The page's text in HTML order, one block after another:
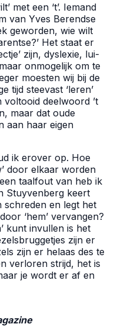
met een ‘t’. Iemand
van Yves Berendse
geworden, wie wilt
Het staat er
zijn, dyslexie, lui-
onmogelijk om te
moesten wij bij de
tijd steevast ‘leren’
voltooid deelwoord ’t
maar dat oude
aan haar eigen
ik erover op. Hoe
door elkaar worden
taalfout van heb ik
Stuyvenberg keert
schreden en legt het
‘hem’ vervangen?
kunt invullen is het
zijn er
zijn er helaas des te
verloren strijd, het is
je wordt er af en